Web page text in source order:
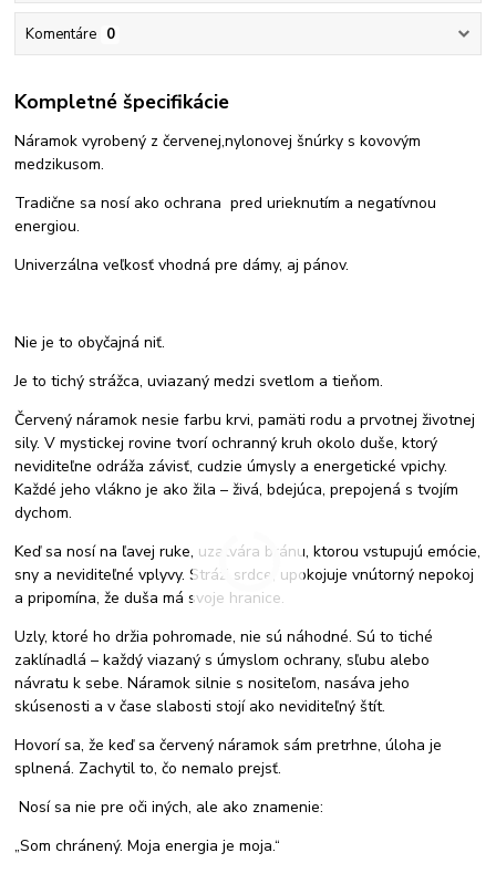
Komentáre 0
Kompletné špecifikácie
Náramok vyrobený z červenej,nylonovej šnúrky s kovovým
medzikusom.
Tradične sa nosí ako ochrana pred urieknutím a negatívnou
energiou.
Univerzálna veľkosť vhodná pre dámy, aj pánov.
Nie je to obyčajná niť.
Je to tichý strážca, uviazaný medzi svetlom a tieňom.
Červený náramok nesie farbu krvi, pamäti rodu a prvotnej životnej
sily. V mystickej rovine tvorí ochranný kruh okolo duše, ktorý
neviditeľne odráža závisť, cudzie úmysly a energetické vpichy.
Každé jeho vlákno je ako žila – živá, bdejúca, prepojená s tvojím
dychom.
Keď sa nosí na ľavej ruke, uzatvára bránu, ktorou vstupujú emócie,
sny a neviditeľné vplyvy. Stráži srdce, upokojuje vnútorný nepokoj
a pripomína, že duša má svoje hranice.
Uzly, ktoré ho držia pohromade, nie sú náhodné. Sú to tiché
zaklínadlá – každý viazaný s úmyslom ochrany, sľubu alebo
návratu k sebe. Náramok silnie s nositeľom, nasáva jeho
skúsenosti a v čase slabosti stojí ako neviditeľný štít.
Hovorí sa, že keď sa červený náramok sám pretrhne, úloha je
splnená. Zachytil to, čo nemalo prejsť.
Nosí sa nie pre oči iných, ale ako znamenie:
„Som chránený. Moja energia je moja.“